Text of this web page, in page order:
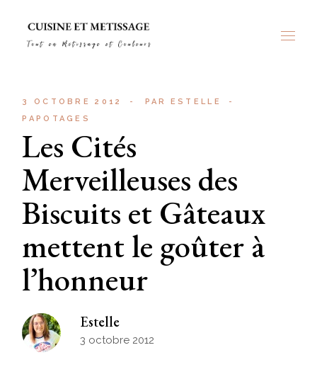
content
3 OCTOBRE 2012 PAR
ESTELLE
PAPOTAGES
Les Cités
Merveilleuses des
Biscuits et Gâteaux
mettent le goûter à
l’honneur
Estelle
3 octobre 2012